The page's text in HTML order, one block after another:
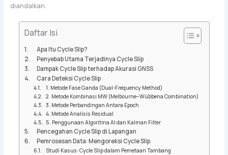
diandalkan.
Daftar Isi
Apa Itu Cycle Slip?
Penyebab Utama Terjadinya Cycle Slip
Dampak Cycle Slip terhadap Akurasi GNSS
Cara Deteksi Cycle Slip
1. Metode Fase Ganda (Dual-Frequency Method)
2. Metode Kombinasi MW (Melbourne–Wübbena Combination)
3. Metode Perbandingan Antara Epoch
4. Metode Analisis Residual
5. Penggunaan Algoritma AI dan Kalman Filter
Pencegahan Cycle Slip di Lapangan
Pemrosesan Data: Mengoreksi Cycle Slip
Studi Kasus: Cycle Slip dalam Pemetaan Tambang